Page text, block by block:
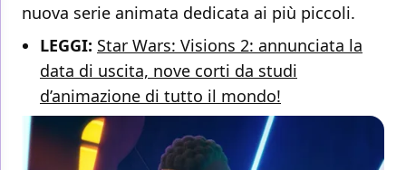
nuova serie animata dedicata ai più piccoli.
LEGGI: Star Wars: Visions 2: annunciata la
data di uscita, nove corti da studi
d’animazione di tutto il mondo!